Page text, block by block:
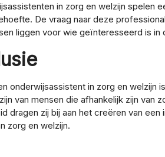
in zorg en welzijn spelen
De vraag naar deze
liggen voor wie geïnteresseerd is in
onderwijsassistent in zorg en welzijn
van mensen die afhankelijk zijn van
dragen zij bij aan het creëren van
zorg en welzijn.